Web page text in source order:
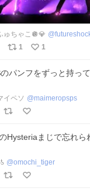
ゅちゃこ🪩💎 @
1 1
のパンフをずっと持っ
イペソ @maimeropsps
Hysteriaまじで忘れら
@omochi_tiger